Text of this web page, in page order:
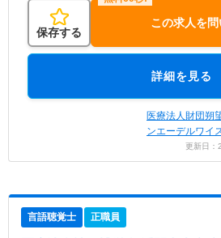
保存する
この求人を
詳細を見る
医療法人財団朔
ンエーデルワイ
更新日
言語聴覚士 正職員